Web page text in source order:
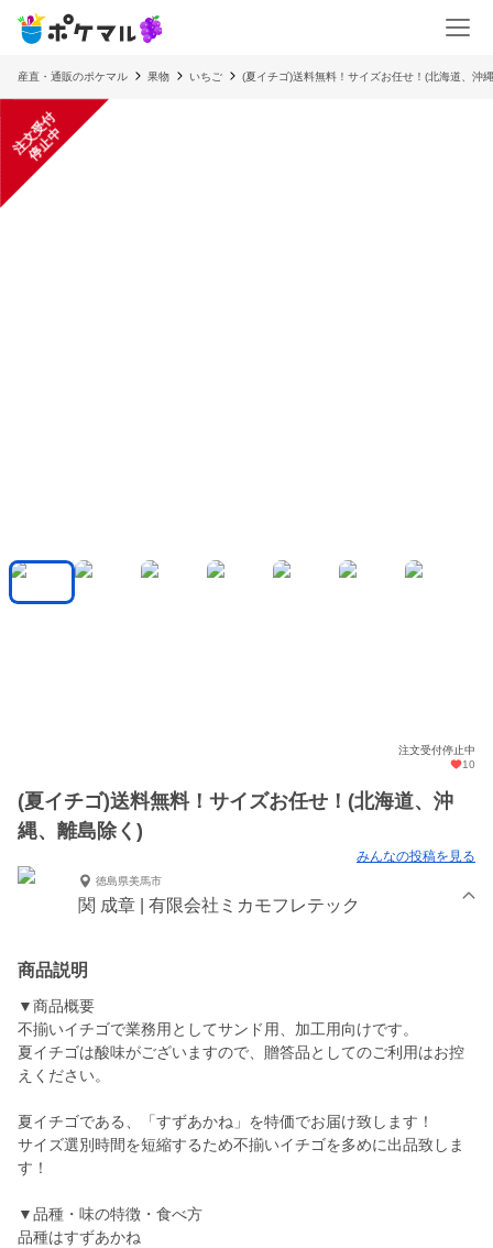
産直・通販のポケマル 果物 いちご (夏イチゴ)送料無料！サイズお任せ！(北海道、沖
注
文
受
付
停
止
中
注文受付停止中
10
(夏イチゴ)送料無料！サイズお任せ！(北海道、沖
縄、離島除く)
みんなの投稿を見る
徳島県美馬市
関 成章 | 有限会社ミカモフレテック
商品説明
▼商品概要
不揃いイチゴで業務用としてサンド用、加工用向けです。
夏イチゴは酸味がございますので、贈答品としてのご利用はお控
えください。
夏イチゴである、「すずあかね」を特価でお届け致します！
サイズ選別時間を短縮するため不揃いイチゴを多めに出品致しま
す！
▼品種・味の特徴・食べ方
品種はすずあかね